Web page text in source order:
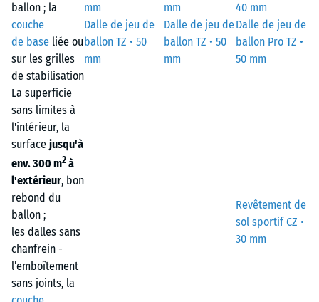
ballon ; la
couche
de base liée ou
sur les grilles
de stabilisation
mm
Dalle de jeu de
ballon TZ • 50
mm
mm
Dalle de jeu de
ballon TZ • 50
mm
40 mm
Dalle de jeu de
ballon Pro TZ •
50 mm
La superficie
sans limites à
l'intérieur, la
surface jusqu'à
env. 300 m2à
l'extérieur, bon
rebond du
ballon ;
les dalles sans
chanfrein -
l’emboîtement
sans joints, la
Revêtement de
sol sportif CZ •
30 mm